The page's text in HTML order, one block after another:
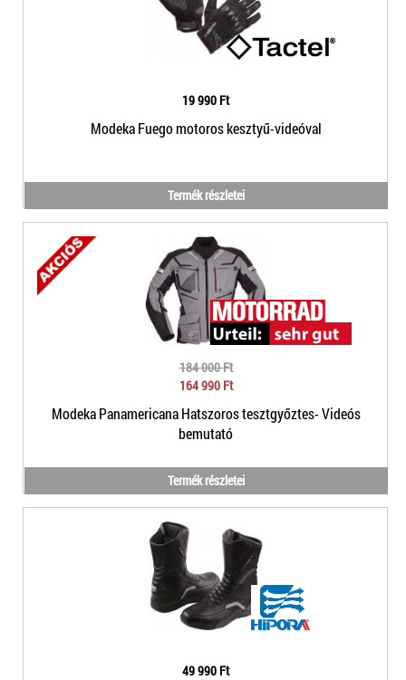
19 990 Ft
Modeka Fuego motoros kesztyű-videóval
Termék részletei
184 000 Ft
164 990 Ft
Modeka Panamericana Hatszoros tesztgyőztes- Videós
bemutató
Termék részletei
49 990 Ft